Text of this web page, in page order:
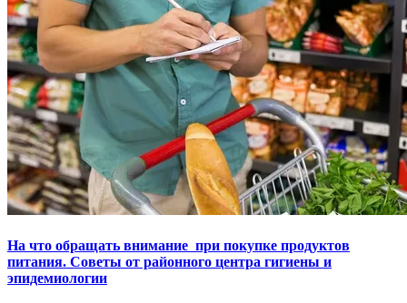
На что обращать внимание при покупке продуктов
питания. Советы от районного центра гигиены и
эпидемиологии